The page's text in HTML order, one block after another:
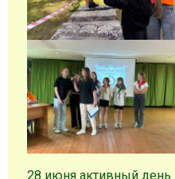
28 июня активный